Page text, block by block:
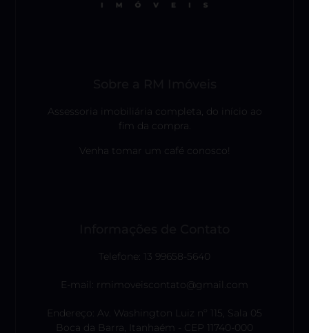
Assessoria imobiliária completa, do início ao
fim da compra.
Venha tomar um café conosco!
Telefone: 13 99658-5640
E-mail: rmimoveiscontato@gmail.com
Endereço: Av. Washington Luiz nº 115, Sala 05
Boca da Barra, Itanhaém - CEP 11740-000